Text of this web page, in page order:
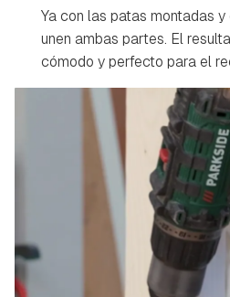
Ya con las patas montadas
unen ambas partes. El
cómodo y perfecto para el